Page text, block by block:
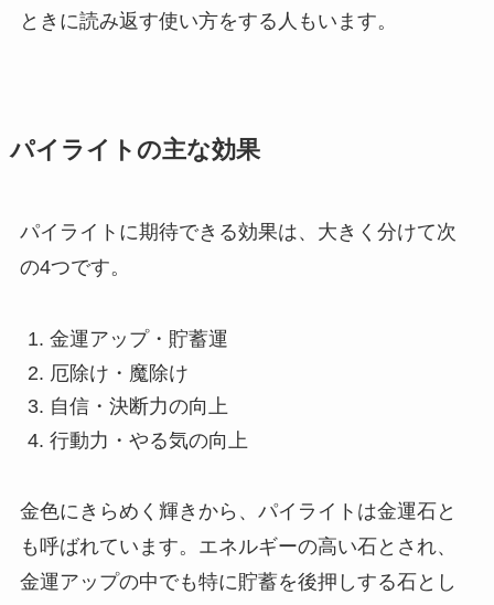
ときに読み返す使い方をする人もいます。
パイライトの主な効果
パイライトに期待できる効果は、大きく分けて次
の4つです。
金運アップ・貯蓄運
厄除け・魔除け
自信・決断力の向上
行動力・やる気の向上
金色にきらめく輝きから、パイライトは金運石と
も呼ばれています。エネルギーの高い石とされ、
金運アップの中でも特に貯蓄を後押しする石とし